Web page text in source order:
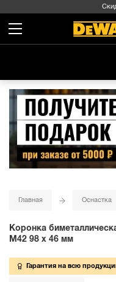
Главная Оснастка
Коронка
M42 98 x 46 мм
Гарантия на всю